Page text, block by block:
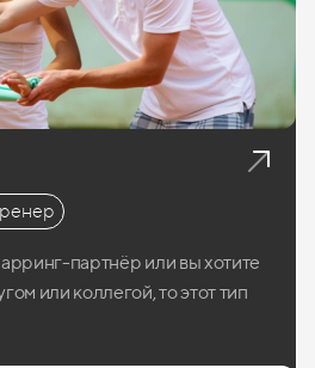
партнёр или вы хотите
или коллегой, то этот тип